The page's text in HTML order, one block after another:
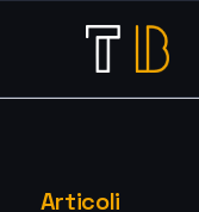
Articoli